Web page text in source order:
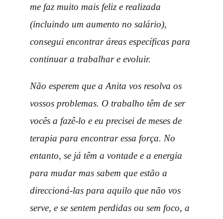
me faz muito mais feliz e realizada
(incluindo um aumento no salário),
consegui encontrar áreas específicas para
continuar a trabalhar e evoluir.
Não esperem que a Anita vos resolva os
vossos problemas. O trabalho têm de ser
vocês a fazê-lo e eu precisei de meses de
terapia para encontrar essa força. No
entanto, se já têm a vontade e a energia
para mudar mas sabem que estão a
direccioná-las para aquilo que não vos
serve, e se sentem perdidas ou sem foco, a